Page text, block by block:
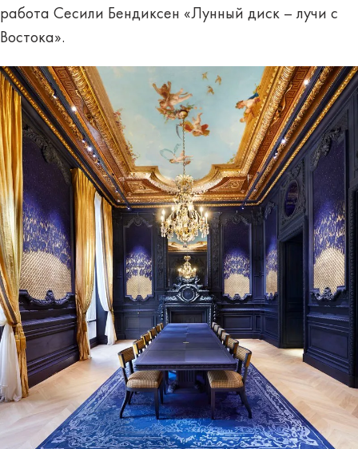
работа Сесили Бендиксен «Лунный диск – лучи с
Востока».